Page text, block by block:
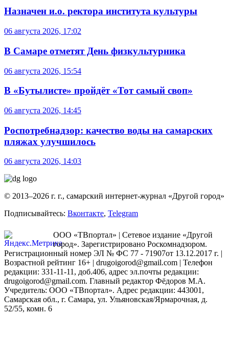
Назначен и.о. ректора института культуры
06 августа 2026, 17:02
В Самаре отметят День физкультурника
06 августа 2026, 15:54
В «Бутылисте» пройдёт «Тот самый своп»
06 августа 2026, 14:45
Роспотребнадзор: качество воды на самарских
пляжах улучшилось
06 августа 2026, 14:03
© 2013–2026 г. г., самарский интернет-журнал «Другой город»
Подписывайтесь: Вконтакте, Telegram
ООО «ТВпортал» | Сетевое издание «Другой
город». Зарегистрировано Роскомнадзором.
Регистрационный номер ЭЛ № ФС 77 - 71907от 13.12.2017 г. |
Возрастной рейтинг 16+ | drugoigorod@gmail.com | Телефон
редакции: 331-11-11, доб.406, адрес эл.почты редакции:
drugoigorod@gmail.com. Главный редактор Фёдоров М.А.
Учредитель: ООО «ТВпортал». Адрес редакции: 443001,
Самарская обл., г. Самара, ул. Ульяновская/Ярмарочная, д.
52/55, комн. 6